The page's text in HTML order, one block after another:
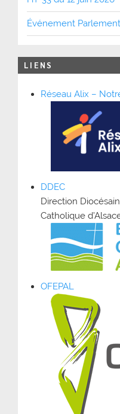
Événement
LIENS
Réseau Alix –
DDEC
Direction
Catholique
OFEPAL